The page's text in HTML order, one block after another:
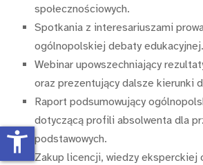
społecznościowych.
Spotkania z interesariuszami
ogólnopolskiej debaty edukacyjnej.
Webinar upowszechniający
oraz prezentujący dalsze kierunki
Raport podsumowujący
dotyczącą profili absolwenta dla
podstawowych.
Zakup licencji, wiedzy eksperckiej
accessibility_new